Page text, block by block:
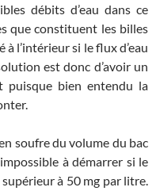
débits d’eau dans ce
que constituent les billes
l’intérieur si le flux d’eau
est donc d’avoir un
puisque bien entendu la
soufre du volume du bac
à démarrer si le
à 50 mg par litre.